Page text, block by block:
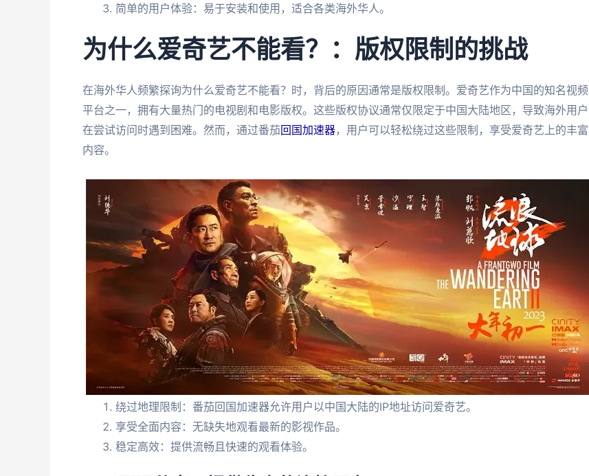
简单的用户体验：易于安装和使用，适合各类海外华人。
为什么爱奇艺不能看？：版权限制的挑战
在海外华人频繁探询为什么爱奇艺不能看？时，背后的原因通常是版权限制。爱奇艺作为中国的知名视频
平台之一，拥有大量热门的电视剧和电影版权。这些版权协议通常仅限定于中国大陆地区，导致海外用户
在尝试访问时遇到困难。然而，通过番茄回国加速器，用户可以轻松绕过这些限制，享受爱奇艺上的丰富
内容。
绕过地理限制：番茄回国加速器允许用户以中国大陆的IP地址访问爱奇艺。
享受全面内容：无缺失地观看最新的影视作品。
稳定高效：提供流畅且快速的观看体验。